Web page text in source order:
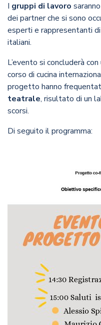
I gruppi di lavoro
dei partner che si sono
esperti e rappresentanti
italiani.
L’evento si concluderà con
corso di cucina
progetto hanno
teatrale, risultato di un
scorsi.
Di seguito il programma: